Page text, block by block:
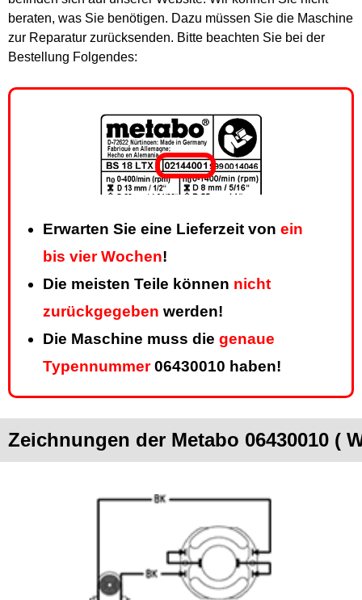
beraten, was Sie benötigen. Dazu müssen Sie die Maschine
zur Reparatur zurücksenden. Bitte beachten Sie bei der
Bestellung Folgendes:
Erwarten Sie eine Lieferzeit von ein
bis vier Wochen!
Die meisten Teile können nicht
zurückgegeben werden!
Die Maschine muss die genaue
Typennummer06430010 haben!
Zeichnungen der Metabo 06430010 (